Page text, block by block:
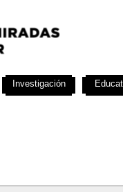
Investigación